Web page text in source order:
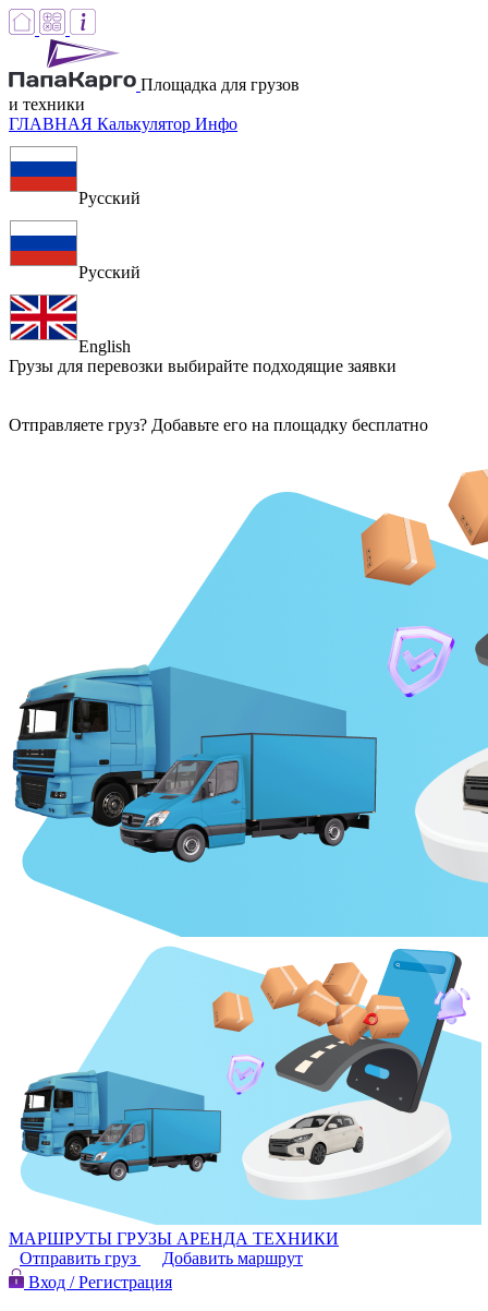
Площадка для грузов
и техники
ГЛАВНАЯ Калькулятор Инфо
Русский
Русский
English
Грузы для перевозки выбирайте подходящие заявки
Отправляете груз? Добавьте его на площадку бесплатно
МАРШРУТЫ ГРУЗЫ АРЕНДА ТЕХНИКИ
Отправить груз
Добавить маршрут
Вход / Регистрация